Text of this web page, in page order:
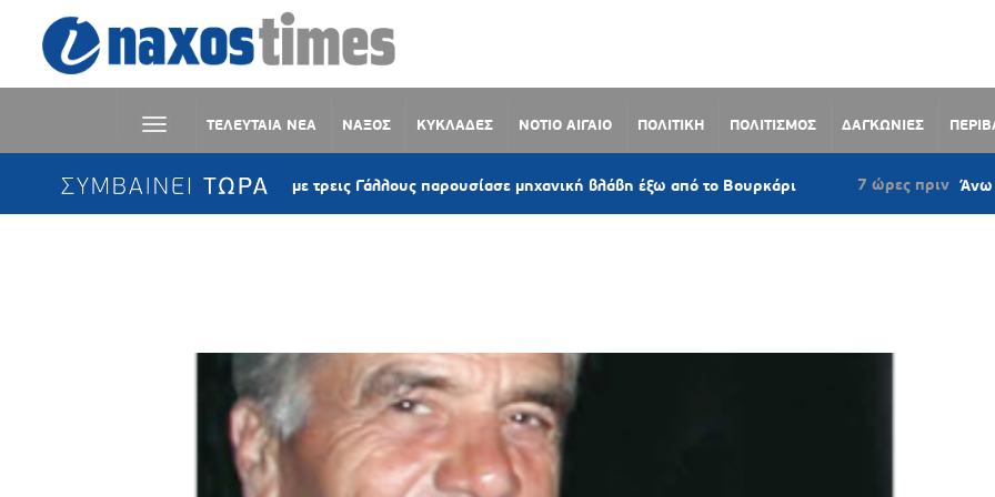
ΤΕΛΕΥΤΑΙΑ ΝΕΑ ΝΑΞΟΣ ΚΥΚΛΑΔΕΣ ΝΟΤΙΟ ΑΙΓΑΙΟ ΠΟΛΙΤΙΚΗ ΠΟΛΙΤΙΣΜΟΣ ΔΑΓΚΩΝΙΕΣ
ΣΥΜΒΑΙΝΕΙ ΤΩΡΑ
Κέα: Ιστιοφόρο με τρεις Γάλλους παρουσίασε μηχανική βλάβη έξω από το Βουρκάρι 7 ώρες πριν Άνω Σύρος: